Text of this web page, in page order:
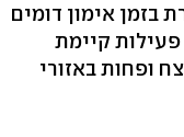
בזמן אימון דומים
קיימת
ופחות באזורי